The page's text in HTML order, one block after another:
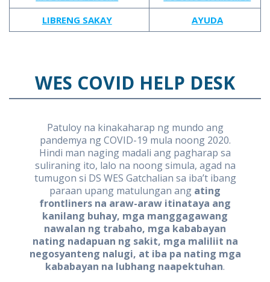
LIBRENG SAKAY
AYUDA
WES COVID HELP DESK
Patuloy na kinakaharap ng mundo ang
pandemya ng COVID-19 mula noong 2020.
Hindi man naging madali ang pagharap sa
suliraning ito, lalo na noong simula, agad na
tumugon si DS WES Gatchalian sa iba’t ibang
paraan upang matulungan ang ating
frontliners na araw-araw itinataya ang
kanilang buhay, mga manggagawang
nawalan ng trabaho, mga kababayan
nating nadapuan ng sakit, mga maliliit na
negosyanteng nalugi, at iba pa nating mga
kababayan na lubhang naapektuhan.